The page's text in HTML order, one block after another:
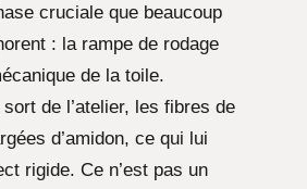
cruciale que beaucoup
: la rampe de rodage
de la toile.
sort de l’atelier, les fibres de
d’amidon, ce qui lui
rigide. Ce n’est pas un